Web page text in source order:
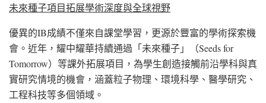
未來種子項目拓展學術深度與全球視野
優異的IB成績不僅來自課堂學習，更源於豐富的學術探索機
會。近年，耀中耀華持續通過「未來種子」（Seeds for
Tomorrow）等課外拓展項目，為學生創造接觸前沿學科與真
實研究情境的機會，涵蓋粒子物理、環境科學、醫學研究、
工程科技等多個領域。